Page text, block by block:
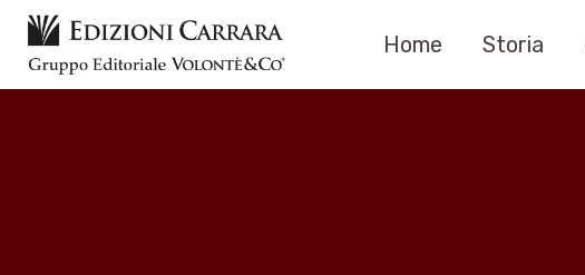
Salta
contenuto
Home Storia